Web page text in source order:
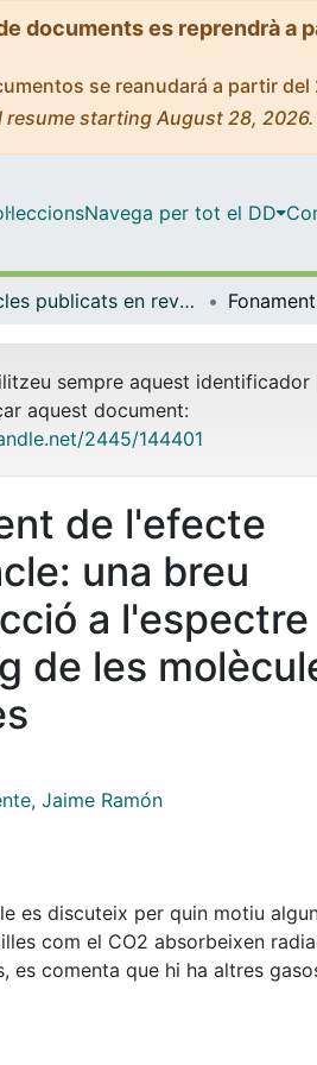
documents es reprendrà a
se reanudará a partir
starting August 28,
Navega per tot el DD
Articles publicats en revistes (Química Inorgànica i Orgànica)
sempre aquest identificador
aquest document:
2445/144401
de l'efecte
una breu
a l'espectre
de les
Jaime Ramón
es discuteix per quin motiu
com el CO2 absorbeixen
es comenta que hi ha altres
absorbeixen el mateix tipus de
s'explica el motiu pel qual